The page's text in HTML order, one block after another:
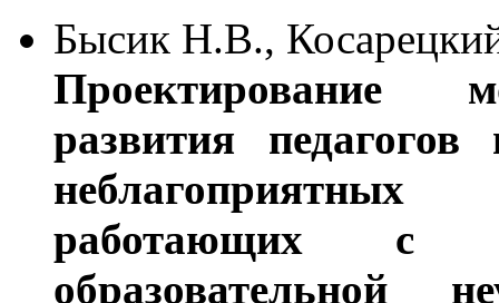
Бысик Н.В.,
Проектирование
развития
работающих с
образовательной